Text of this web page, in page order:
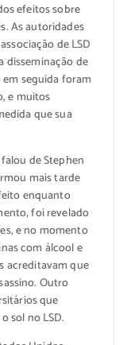
efeitos sobre
As autoridades
de LSD
disseminação de
seguida foram
e muitos
que sua
de Stephen
mais tarde
enquanto
foi revelado
e no momento
com álcool e
acreditavam que
Outro
que
sol no LSD.